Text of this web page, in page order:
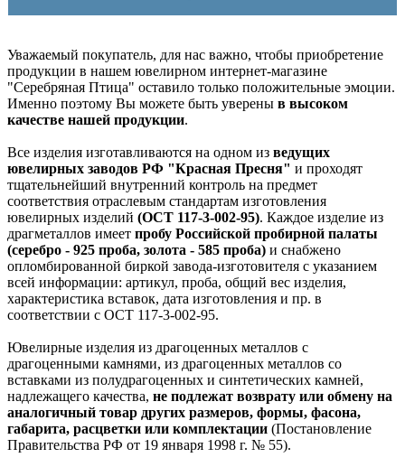
Уважаемый покупатель, для нас важно, чтобы приобретение
продукции в нашем ювелирном интернет-магазине
"Серебряная Птица" оставило только положительные эмоции.
Именно поэтому Вы можете быть уверены в высоком
качестве нашей продукции.
Все изделия изготавливаются на одном из ведущих
ювелирных заводов РФ "Красная Пресня" и проходят
тщательнейший внутренний контроль на предмет
соответствия отраслевым стандартам изготовления
ювелирных изделий (ОСТ 117-3-002-95). Каждое изделие из
драгметаллов имеет пробу Российской пробирной палаты
(серебро - 925 проба, золота - 585 проба) и снабжено
опломбированной биркой завода-изготовителя с указанием
всей информации: артикул, проба, общий вес изделия,
характеристика вставок, дата изготовления и пр. в
соответствии с ОСТ 117-3-002-95.
Ювелирные изделия из драгоценных металлов с
драгоценными камнями, из драгоценных металлов со
вставками из полудрагоценных и синтетических камней,
надлежащего качества, не подлежат возврату или обмену на
аналогичный товар других размеров, формы, фасона,
габарита, расцветки или комплектации (Постановление
Правительства РФ от 19 января 1998 г. № 55).